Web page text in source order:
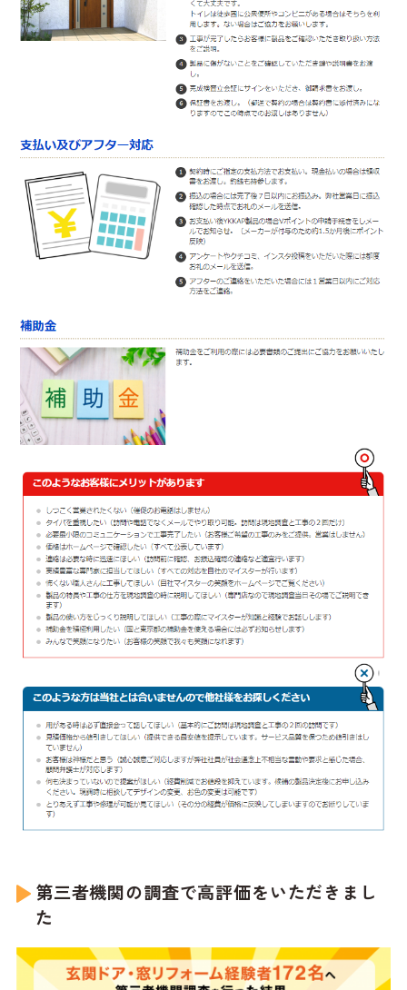
第三者機関の調査で高評価をいただきまし
た